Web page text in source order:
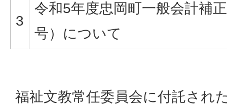
3
令和5年度忠岡町一般会計補
号）について
福祉文教常任委員会に付託され